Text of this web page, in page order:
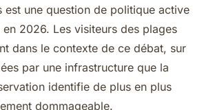
est une question de politique active
2026. Les visiteurs des plages
dans le contexte de ce débat, sur
par une infrastructure que la
identifie de plus en plus
dommageable.